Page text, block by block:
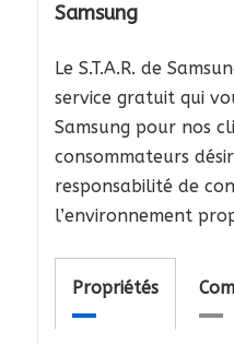
Samsung
Le S.T.A.R. de
service gratuit qui
Samsung pour nos
consommateurs
responsabilité de
l’environnement
Propriétés